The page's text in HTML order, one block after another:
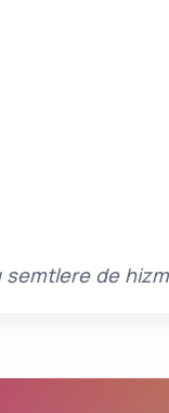
semtlere de